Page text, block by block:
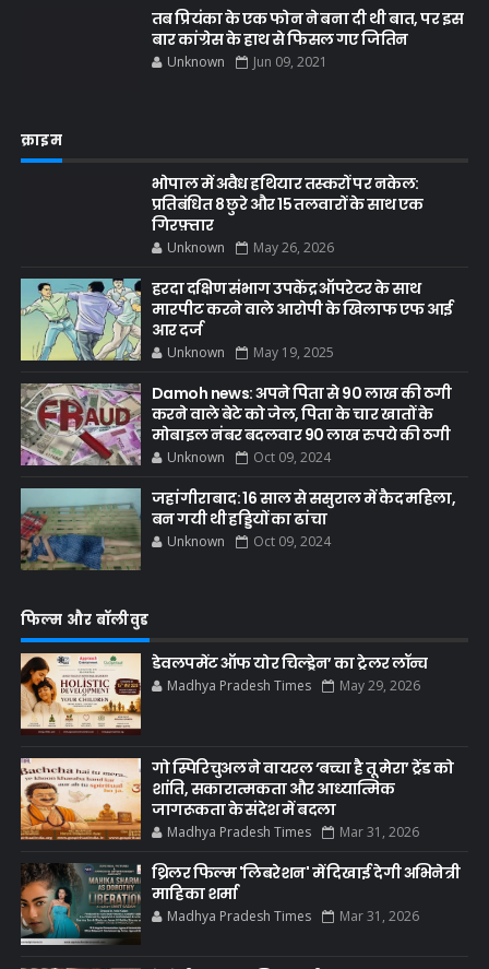
तब प्रियंका के एक फोन ने बना दी थी बात, पर इस
बार कांग्रेस के हाथ से फिसल गए जितिन
Unknown Jun 09, 2021
क्राइम
भोपाल में अवैध हथियार तस्करों पर नकेल:
प्रतिबंधित 8 छुरे और 15 तलवारों के साथ एक
गिरफ़्तार
Unknown May 26, 2026
हरदा दक्षिण संभाग उपकेंद्र ऑपरेटर के साथ
मारपीट करने वाले आरोपी के खिलाफ एफ आई
आर दर्ज
Unknown May 19, 2025
Damoh news: अपने पिता से 90 लाख की ठगी
करने वाले बेटे को जेल, पिता के चार खातों के
मोबाइल नंबर बदलवार 90 लाख रुपये की ठगी
Unknown Oct 09, 2024
जहांगीराबाद: 16 साल से ससुराल में कैद महिला,
बन गयी थी हड्डियों का ढांचा
Unknown Oct 09, 2024
फिल्म और बॉलीवुड
डेवलपमेंट ऑफ योर चिल्ड्रेन’ का ट्रेलर लॉन्च
Madhya Pradesh Times May 29, 2026
गो स्पिरिचुअल ने वायरल ‘बच्चा है तू मेरा’ ट्रेंड को
शांति, सकारात्मकता और आध्यात्मिक
जागरूकता के संदेश में बदला
Madhya Pradesh Times Mar 31, 2026
थ्रिलर फिल्म 'लिबरेशन' में दिखाई देगी अभिनेत्री
माहिका शर्मा
Madhya Pradesh Times Mar 31, 2026